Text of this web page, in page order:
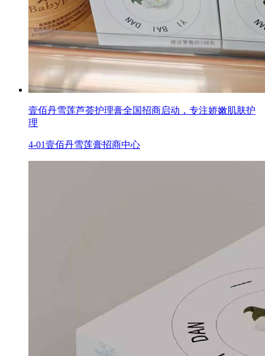
壹佰丹雪莲芦荟护理膏全国招商启动，专注娇嫩肌肤护
理
4-01壹佰丹雪莲膏招商中心